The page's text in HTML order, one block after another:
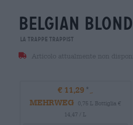
30.09.2026
belgian
La Trappe Trappist
Articolo attualmente non
€ 11,29
MEHRWEG
0,75 L Bottiglia €
14,47 / L